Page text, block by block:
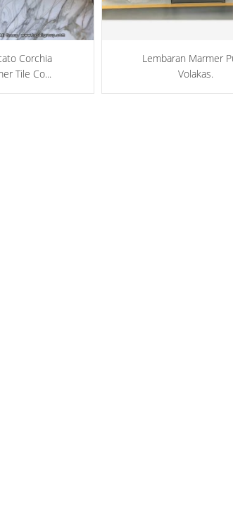
Corchia
Tile Co...
Lembaran Marmer
Volakas.